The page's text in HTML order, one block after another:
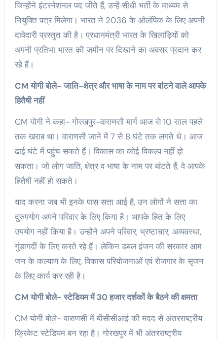
जिन्होंने इंटरनेशनल पद जीते हैं, उन्हें सीधी भर्ती के माध्यम से
नियुक्ति पत्र मिलेगा। भारत ने 2036 के ओलंपिक के लिए अपनी
दावेदारी प्रस्तुत की है। प्रधानमंत्री भारत के खिलाड़ियों को
अपनी प्रतिभा भारत की जमीन पर दिखाने का अवसर प्रदान कर
रहे हैं।
CM योगी बोले- जाति-क्षेत्र और भाषा के नाम पर बांटने वाले आपके
हितैषी नहीं
CM योगी ने कहा- गोरखपुर-वाराणसी मार्ग आज से 10 साल पहले
तक खराब था। वाराणसी जाने में 7 से 8 घंटे तक लगते थे। आज
ढाई घंटे में पहुंच सकते हैं। विकास का कोई विकल्प नहीं हो
सकता। जो लोग जाति, क्षेत्र व भाषा के नाम पर बांटते हैं, वे आपके
हितैषी नहीं हो सकते।
याद करना जब भी इनके पास सत्ता आई है, उन लोगों ने सत्ता का
दुरुपयोग अपने परिवार के लिए किया है। आपके हित के लिए
उपयोग नहीं किया है। उन्होंने अपने परिवार, भ्रष्टाचार, अव्यवस्था,
गुंडागर्दी के लिए करते रहे हैं। लेकिन डबल इंजन की सरकार आम
जन के कल्याण के लिए, विकास परियोजनाओं एवं रोजगार के सृजन
के लिए कार्य कर रही है।
CM योगी बोले- स्टेडियम में 30 हजार दर्शकों के बैठने की क्षमता
CM योगी बोले- वाराणसी में बीसीसीआई की मदद से अंतरराष्ट्रीय
क्रिकेट स्टेडियम बन रहा है। गोरखपुर में भी अंतरराष्ट्रीय